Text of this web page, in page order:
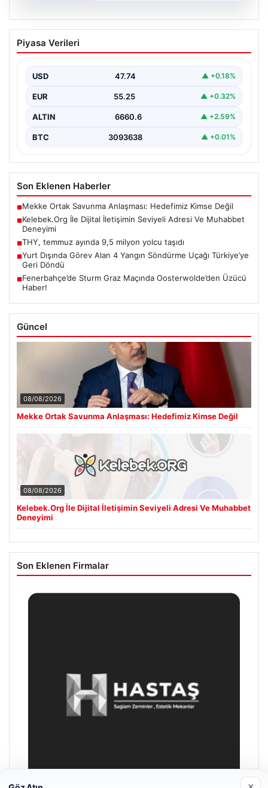
Kelebek.Org İle Dijital İletişimin Seviyeli
Adresi Ve Muhabbet Deneyimi
kurması kritik bir hassasiyet taşımaktadır. Halen pek…
Piyasa Verileri
USD 47.74 ▲ +0.18%
EUR 55.25 ▲ +0.32%
ALTIN 6660.6 ▲ +2.59%
BTC 3093638 ▲ +0.01%
Son Eklenen Haberler
■Mekke Ortak Savunma Anlaşması: Hedefimiz Kimse Değil
■Kelebek.Org İle Dijital İletişimin Seviyeli Adresi Ve Muhabbet
Deneyimi
■THY, temmuz ayında 9,5 milyon yolcu taşıdı
■Yurt Dışında Görev Alan 4 Yangın Söndürme Uçağı Türkiye’ye
Geri Döndü
■Fenerbahçe’de Sturm Graz Maçında Oosterwolde’den Üzücü
Haber!
Güncel
08/08/2026
Mekke Ortak Savunma Anlaşması: Hedefimiz Kimse Değil
08/08/2026
Kelebek.Org İle Dijital İletişimin Seviyeli Adresi Ve Muhabbet
Deneyimi
Son Eklenen Firmalar